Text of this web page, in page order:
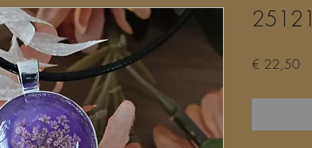
€ 22,50Prijs